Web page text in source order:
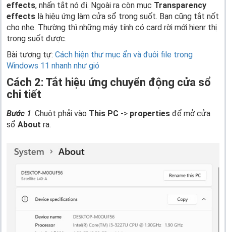
effects, nhấn tắt nó đi. Ngoài ra còn mục Transparency
effects là hiệu ứng làm cửa sổ trong suốt. Bạn cũng tắt nốt
cho nhẹ. Thường thì những máy tính có card rời mới hienr thị
trong suốt được.
Bài tương tự: Cách hiện thư mục ẩn và đuôi file trong
Windows 11 nhanh như gió
Cách 2: Tắt hiệu ứng chuyển động cửa sổ
chi tiết
Bước 1: Chuột phải vào This PC -> properties để mở cửa
sổ About ra.